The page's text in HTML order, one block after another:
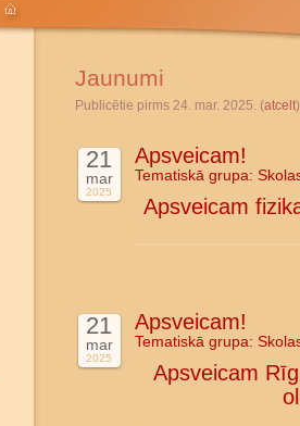
Jaunumi
Publicētie pirms 24. mar. 2025. (atcelt)
21
mar
2025
Apsveicam!
Tematiskā grupa:
Apsveicam
21
mar
2025
Apsveicam!
Tematiskā grupa:
Apsveicam